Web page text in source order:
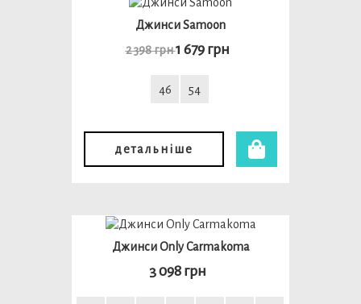
Джинси Samoon
2 398 грн1 679 грн
46 54
детальніше
Джинси Only Carmakoma
3 098 грн